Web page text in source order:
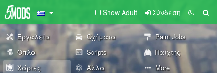
Show Adult Σύνδεση
Εργαλεία Οχήματα
Paint Jobs
Όπλα
Scripts
Παίχτης
Χάρτες
Άλλα More